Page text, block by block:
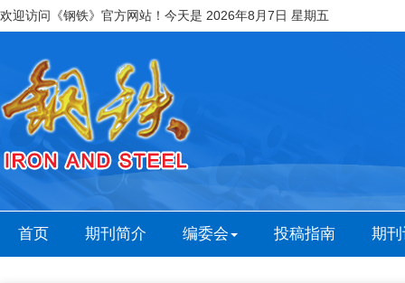
欢迎访问《钢铁》官方网站！今天是 2026年8月7日 星期五
首页 期刊简介 编委会 投稿指南 期